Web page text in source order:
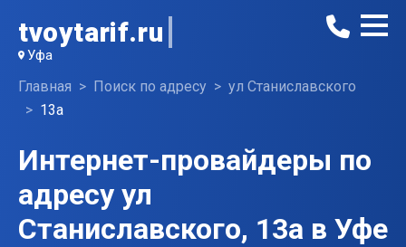
tvoytarif.ru
Уфа
Главная Поиск по адресу
ул Станиславского
13а
Интернет-провайдеры по
адресу ул
Станиславского, 13а в Уфе